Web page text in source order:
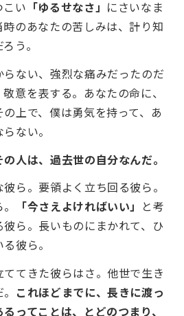
い 「ゆるせなさ」 にさいなま
のあなたの苦しみは、計り知
う。
ない、強烈な痛みだったのだ
意を表する。あなたの命に、
上で、僕は勇気を持って、あ
ない。
人は、過去世の自分なんだ。
ら。要領よく立ち回る彼ら。
「今さえよければいい」 と考
ら。長いものにまかれて、ひ
彼ら。
てきた彼らはさ。他世で生き
これほどまでに、長きに渡っ
ってことは、とどのつまり、